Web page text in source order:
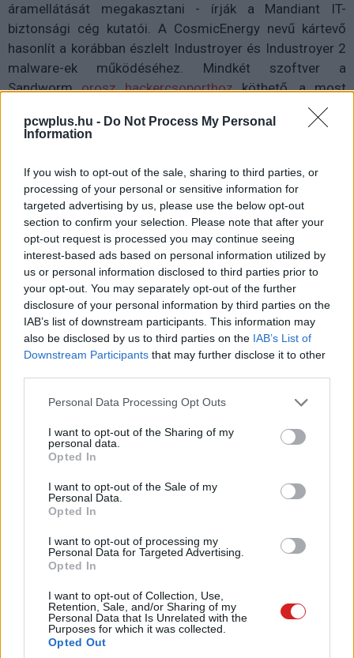
pcwplus.hu - Do Not Process My Personal
Information
If you wish to opt-out of the sale, sharing to third parties, or
processing of your personal or sensitive information for
targeted advertising by us, please use the below opt-out
section to confirm your selection. Please note that after your
opt-out request is processed you may continue seeing
interest-based ads based on personal information utilized by
us or personal information disclosed to third parties prior to
your opt-out. You may separately opt-out of the further
disclosure of your personal information by third parties on the
IAB’s list of downstream participants. This information may
also be disclosed by us to third parties on the IAB’s List of
Downstream Participants that may further disclose it to other
Please note that this website/app uses one or more Google
not limited to your visit or usage behaviour. You may click to
grant or deny consent to Google and its third-party tags to
use your data for below specified purposes in below Google
consent section.
Personal Data Processing Opt Outs
I want to opt-out of the Sharing of my
personal data.
Opted In
I want to opt-out of the Sale of my
Personal Data.
Opted In
I want to opt-out of processing my
Personal Data for Targeted Advertising.
Opted In
I want to opt-out of Collection, Use,
Retention, Sale, and/or Sharing of my
Personal Data that Is Unrelated with the
Purposes for which it was collected.
Opted Out
áramellátását megakasztani - írják a Mandiant IT-
biztonsági cég kutatói. A CosmicEnergy nevű kártevő
hasonlít a korábban észlelt Industroyer és Industroyer 2
malware-ek működéséhez. Mindkét szoftver a
Sandwormorosz hackercsoporthozköthető, a most
Ukrajna
elleni orosz háború során vethetik be.
Industroyer-t, amellyel Kijev áramellátását akasztották
meg, az eset során az ukrán fővárosban ezrek maradtak
áram nélkül. Ezt megelőzően, 2015-ben is sor került egy
hasonló támadásra, amikor a BlackEnergy nevű szoftver
bevetését követően 225 ezer ukránnak kellett hat órán
keresztül nélkülöznie az elektromosság áldásait.
Az Industroyer 2-re tavaly figyeltek fel az IT-biztonsági
azonban még időben sikerült megakadályozni. Az eset
így is rávilágított, hogy mennyire sérülékenyek az egyes
országok villamoshálózatai, miként arra is, hogy
kihasználni a hasonló sérülékenységeket.
változatával, a BlackEnergy3 segítségével több ukrán
áramszolgáltató céges hálózatába is behatoltak, ahol
rendszerek felett. Szerencsére azonban a BlackEnergy3
nem volt képes az áramellátást közvetlenül szabályozó
eszközökhöz hozzáférni.